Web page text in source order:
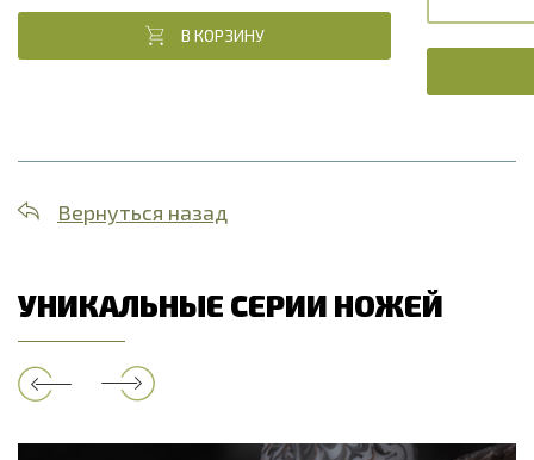
В КОРЗИНУ
Вернуться назад
УНИКАЛЬНЫЕ СЕРИИ НОЖЕЙ